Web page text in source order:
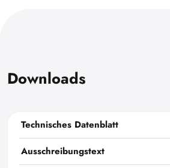
Downloads
Technisches Datenblatt
Ausschreibungstext